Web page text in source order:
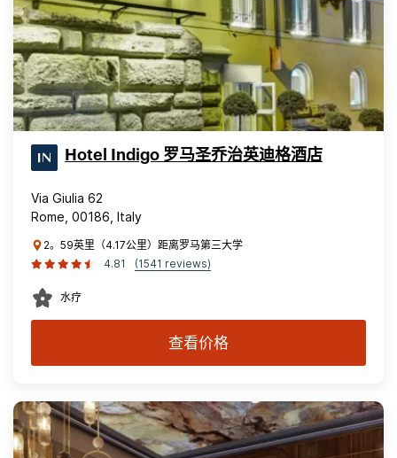
Hotel Indigo 罗马圣乔治英迪格酒店
Via Giulia 62
Rome, 00186, Italy
2。59英里（4.17公里）距离罗马第三大学
4.81
(1541 reviews)
水疗
查看价格